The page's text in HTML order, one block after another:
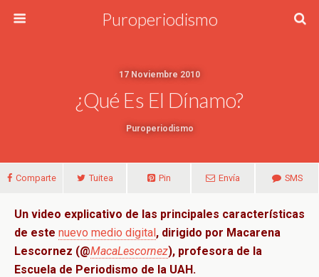
Puroperiodismo
17 Noviembre 2010
¿Qué Es El Dínamo?
Puroperiodismo
Comparte Tuitea Pin Envía SMS
Un video explicativo de las principales características
de este nuevo medio digital, dirigido por Macarena
Lescornez (@MacaLescornez), profesora de la
Escuela de Periodismo de la UAH.